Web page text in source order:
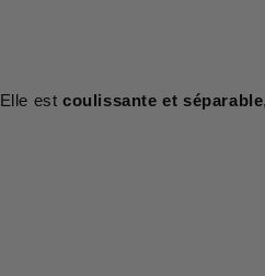
Elle est coulissante et séparable